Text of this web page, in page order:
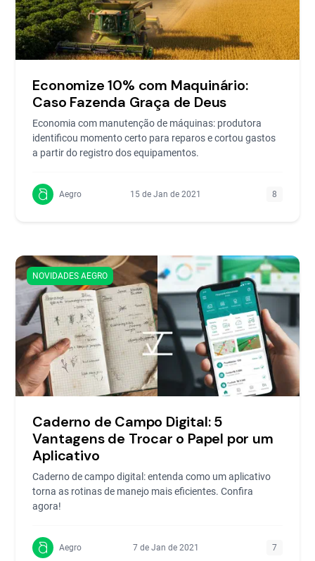
Economize 10% com Maquinário:
Caso Fazenda Graça de Deus
Economia com manutenção de máquinas: produtora
identificou momento certo para reparos e cortou gastos
a partir do registro dos equipamentos.
Aegro 15 de Jan de 2021 8
NOVIDADES AEGRO
Caderno de Campo Digital: 5
Vantagens de Trocar o Papel por um
Aplicativo
Caderno de campo digital: entenda como um aplicativo
torna as rotinas de manejo mais eficientes. Confira
agora!
Aegro 7 de Jan de 2021 7